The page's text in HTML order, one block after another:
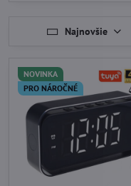
Najnovšie
NOVINKA
PRO NÁROČNÉ